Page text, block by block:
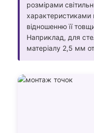
розмірами
характеристиками
відношенню її
Наприклад, для
матеріалу 2,5 мм